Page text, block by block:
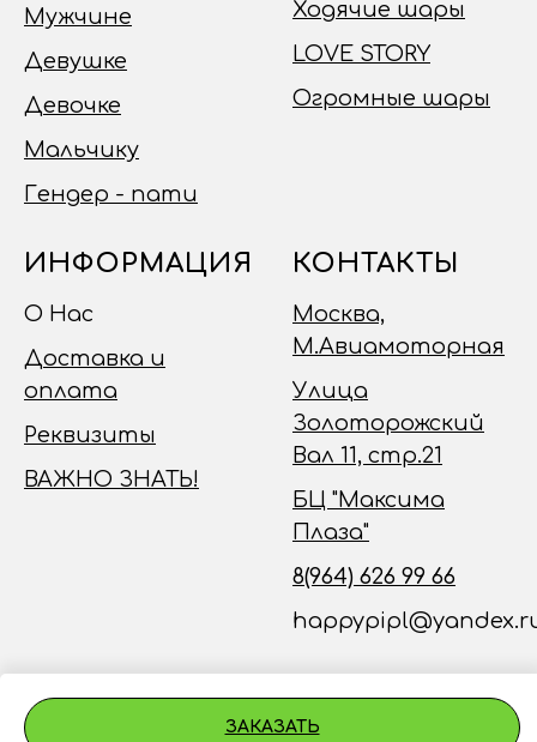
ЗАКАЗАТЬ
Мужчине
Девушке
Девочке
Мальчику
Гендер - пати
Ходячие шары
LOVE STORY
Огромные шары
ИНФОРМАЦИЯ
О Нас
Доставка и
оплата
Реквизиты
ВАЖНО ЗНАТЬ!
КОНТАКТЫ
Москва,
М.Авиамоторная
Улица
Золоторожский
Вал 11, стр.21
БЦ "Максима
Плаза"
8(964) 626 99 66